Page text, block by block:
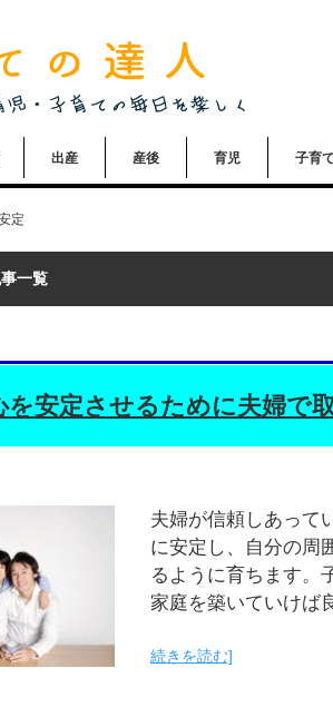
出産 産後 育児 子育て
定
一覧
を安定させるために夫婦で
夫婦が信頼しあって
に安定し、自分の周
るように育ちます。
家庭を築いていけば
続きを読む]